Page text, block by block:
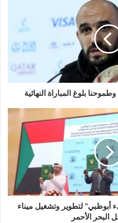
بلوغ المباراة النهائية
أبوظبي" لتطوير وتشغيل ميناء
الأحمر